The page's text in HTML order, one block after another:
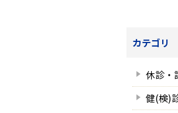
カテゴリ
休診・
健(検)